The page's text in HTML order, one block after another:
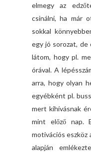
elmegy az
csinálni, ha már
sokkal
egy jó sorozat, de
látom, hogy pl.
órával. A
arra, hogy olyan
egyébként pl.
mert kihívásnak
mint előző nap.
motivációs eszköz
alapján